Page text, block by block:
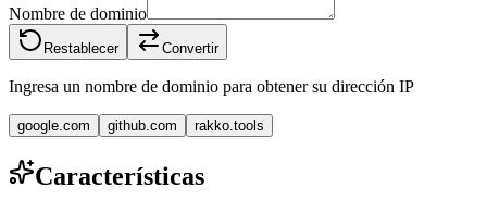
Nombre de dominio
Restablecer Convertir
Ingresa un nombre de dominio para obtener su dirección IP
google.com github.com rakko.tools
Características